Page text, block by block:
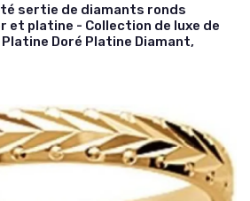
sertie de diamants ronds
et platine - Collection de luxe de
Doré Platine Diamant,